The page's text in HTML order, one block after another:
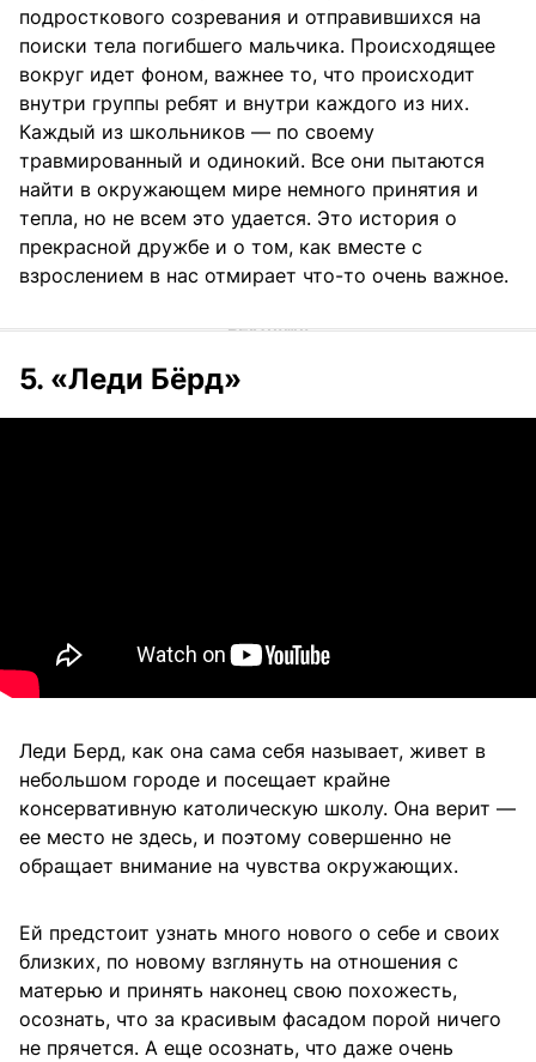
подросткового созревания и отправившихся на
поиски тела погибшего мальчика. Происходящее
вокруг идет фоном, важнее то, что происходит
внутри группы ребят и внутри каждого из них.
Каждый из школьников — по своему
травмированный и одинокий. Все они пытаются
найти в окружающем мире немного принятия и
тепла, но не всем это удается. Это история о
прекрасной дружбе и о том, как вместе с
взрослением в нас отмирает что-то очень важное.
5. «Леди Бёрд»
Леди Берд, как она сама себя называет, живет в
небольшом городе и посещает крайне
консервативную католическую школу. Она верит —
ее место не здесь, и поэтому совершенно не
обращает внимание на чувства окружающих.
Ей предстоит узнать много нового о себе и своих
близких, по новому взглянуть на отношения с
матерью и принять наконец свою похожесть,
осознать, что за красивым фасадом порой ничего
не прячется. А еще осознать, что даже очень